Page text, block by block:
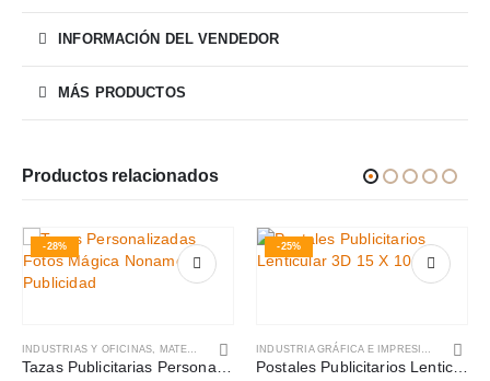
INFORMACIÓN DEL VENDEDOR
MÁS PRODUCTOS
Productos relacionados
-28%
INDUSTRIAS Y OFICINAS, MATERIAL DE PROMOCIÓN
Tazas Publicitarias Personalizadas
-25%
INDUSTRIA GRÁFICA E IMPRESIÓN
Postales Publicitarios Lenticular 3D 15 x 10 cm